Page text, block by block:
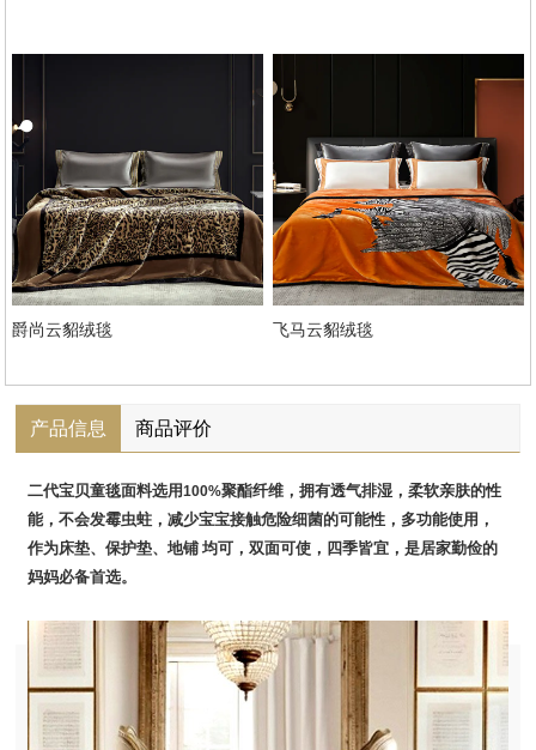
爵尚云貂绒毯 飞马云貂绒毯
产品信息 商品评价
二代宝贝童毯面料选用100%聚酯纤维，拥有透气排湿，柔软亲肤的性
能，不会发霉虫蛀，减少宝宝接触危险细菌的可能性，多功能使用，
作为床垫、保护垫、地铺 均可，双面可使，四季皆宜，是居家勤俭的
妈妈必备首选。